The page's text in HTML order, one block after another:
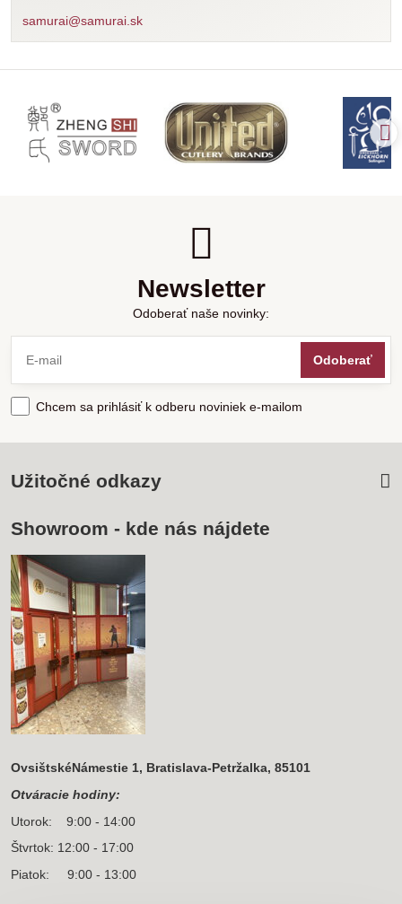
samurai@samurai.sk
Newsletter
Odoberať naše novinky:
Odoberať
Chcem sa prihlásiť k odberu noviniek e-mailom
Užitočné odkazy
Showroom - kde nás nájdete
OvsištskéNámestie 1, Bratislava-Petržalka, 85101
Otváracie hodiny:
Utorok: 9:00 - 14:00
Štvrtok: 12:00 - 17:00
Piatok: 9:00 - 13:00